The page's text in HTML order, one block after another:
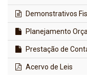
Demonstrativos
Planejamento
Prestação de
Acervo de Leis